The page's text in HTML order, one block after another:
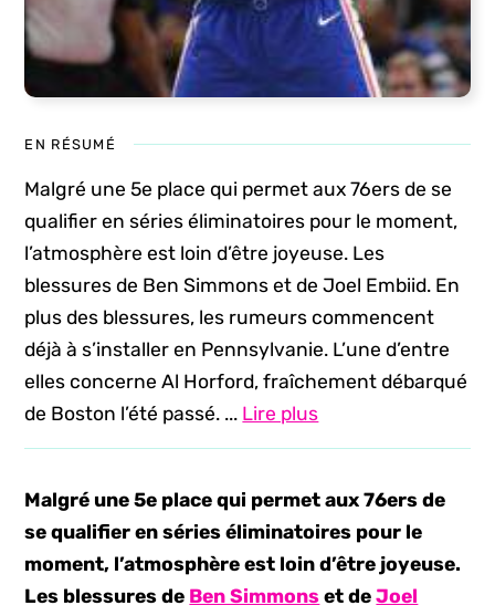
EN RÉSUMÉ
Malgré une 5e place qui permet aux 76ers de se
qualifier en séries éliminatoires pour le moment,
l’atmosphère est loin d’être joyeuse. Les
blessures de Ben Simmons et de Joel Embiid. En
plus des blessures, les rumeurs commencent
déjà à s’installer en Pennsylvanie. L’une d’entre
elles concerne Al Horford, fraîchement débarqué
de Boston l’été passé. ... Lire plus
Malgré une 5e place qui permet aux 76ers de
se qualifier en séries éliminatoires pour le
moment, l’atmosphère est loin d’être joyeuse.
Les blessures de Ben Simmons et deJoel